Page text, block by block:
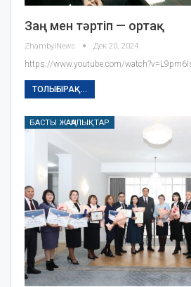
Заң мен тәртіп — ортақ
ZhambylNews Дек 20, 2024
https://www.youtube.com/
ТОЛЫҒЫРАҚ...
БАСТЫ ЖАҢАЛЫҚТАР